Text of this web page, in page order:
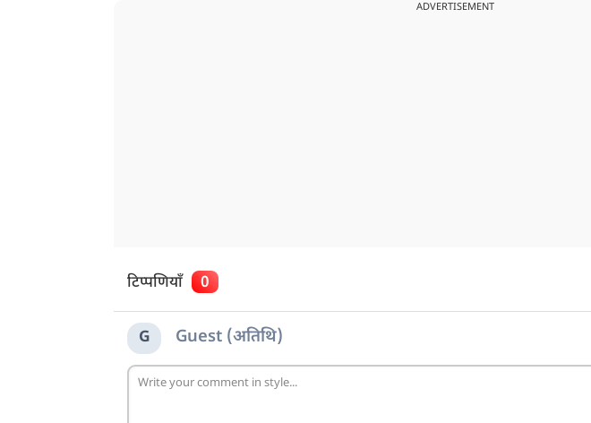
ADVERTISEMENT
टिप्पणियाँ 0
G Guest (अतिथि)